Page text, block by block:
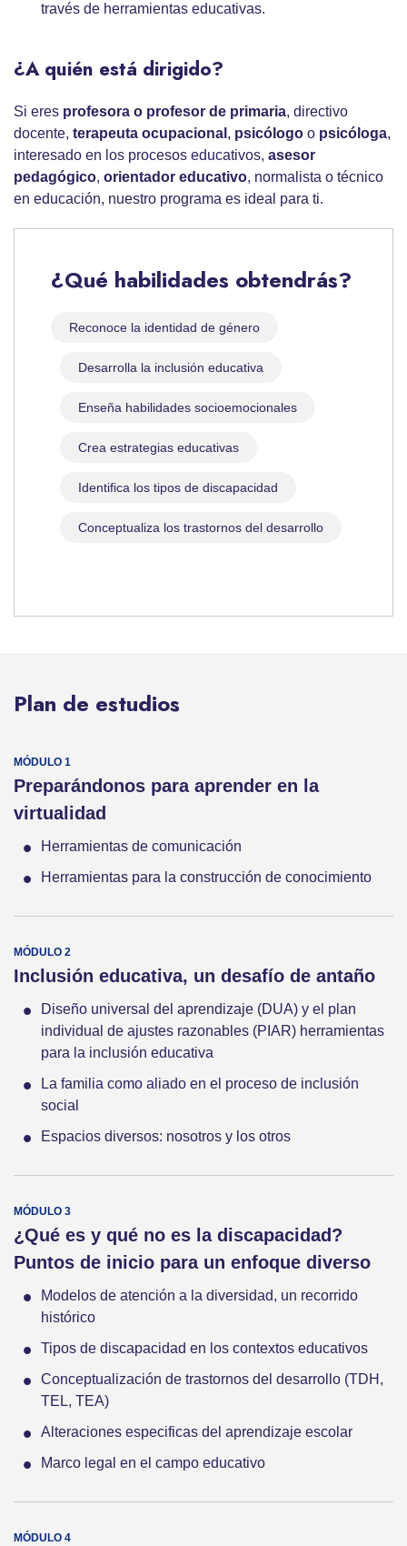
través de herramientas educativas.
¿A quién está dirigido?
Si eres profesora o profesor de primaria, directivo
docente, terapeuta ocupacional , psicólogo o psicóloga,
interesado en los procesos educativos, asesor
pedagógico, orientador educativo, normalista o técnico
en educación, nuestro programa es ideal para ti.
¿Qué habilidades obtendrás?
Reconoce la identidad de género
Desarrolla la inclusión educativa
Enseña habilidades socioemocionales
Crea estrategias educativas
Identifica los tipos de discapacidad
Conceptualiza los trastornos del desarrollo
Plan de estudios
Preparándonos para aprender en la
virtualidad
Herramientas de comunicación
Herramientas para la construcción de conocimiento
Inclusión educativa, un desafío de antaño
Diseño universal del aprendizaje (DUA) y el plan
individual de ajustes razonables (PIAR) herramientas
para la inclusión educativa
La familia como aliado en el proceso de inclusión
social
Espacios diversos: nosotros y los otros
¿Qué es y qué no es la discapacidad?
Puntos de inicio para un enfoque diverso
Modelos de atención a la diversidad, un recorrido
histórico
Tipos de discapacidad en los contextos educativos
Conceptualización de trastornos del desarrollo (TDH,
TEL, TEA)
Alteraciones especificas del aprendizaje escolar
Marco legal en el campo educativo